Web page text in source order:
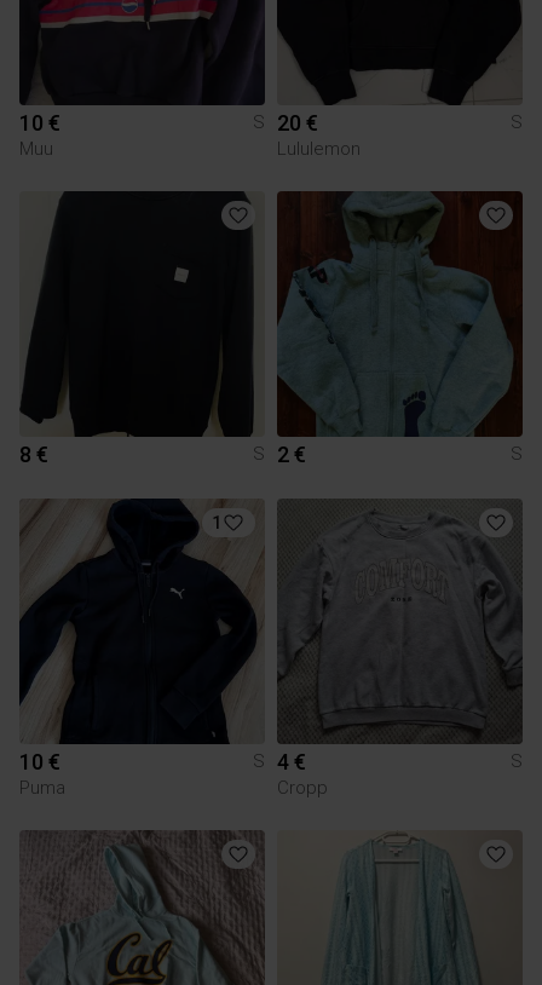
10 €
S
Muu
20 €
S
Lululemon
8 € S 2 € S
1
10 €
S
Puma
4 €
S
Cropp